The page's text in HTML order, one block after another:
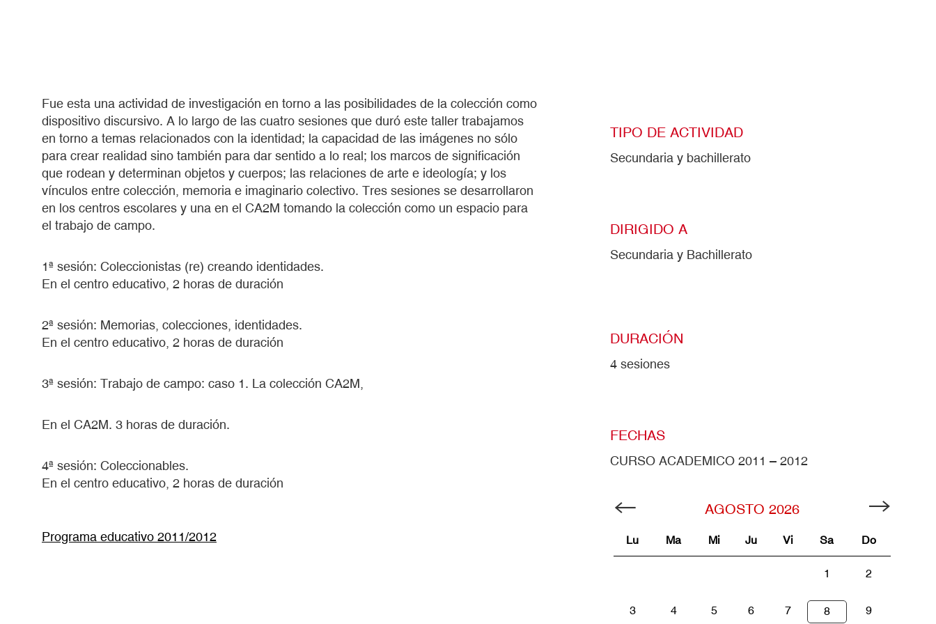
Fue esta una actividad de investigación en torno a las posibilidades de la colección como
dispositivo discursivo. A lo largo de las cuatro sesiones que duró este taller trabajamos
en torno a temas relacionados con la identidad; la capacidad de las imágenes no sólo
para crear realidad sino también para dar sentido a lo real; los marcos de significación
que rodean y determinan objetos y cuerpos; las relaciones de arte e ideología; y los
vínculos entre colección, memoria e imaginario colectivo. Tres sesiones se desarrollaron
en los centros escolares y una en el CA2M tomando la colección como un espacio para
el trabajo de campo.
1ª sesión: Coleccionistas (re) creando identidades.
En el centro educativo, 2 horas de duración
2ª sesión: Memorias, colecciones, identidades.
En el centro educativo, 2 horas de duración
3ª sesión: Trabajo de campo: caso 1. La colección CA2M,
En el CA2M. 3 horas de duración.
4ª sesión: Coleccionables.
En el centro educativo, 2 horas de duración
Programa educativo 2011/2012
TIPO DE ACTIVIDAD
Secundaria y bachillerato
DIRIGIDO A
Secundaria y Bachillerato
DURACIÓN
4 sesiones
FECHAS
CURSO ACADEMICO 2011 – 2012
AGOSTO 2026
Lu Ma Mi Ju Vi Sa Do
1 2
3 4 5 6 7 8 9